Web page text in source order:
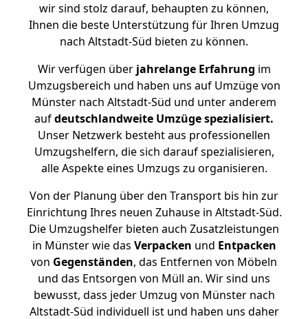
wir sind stolz darauf, behaupten zu können,
Ihnen die beste Unterstützung für Ihren Umzug
nach Altstadt-Süd bieten zu können.
Wir verfügen überjahrelange Erfahrung im
Umzugsbereich und haben uns auf Umzüge von
Münster nach Altstadt-Süd und unter anderem
aufdeutschlandweite Umzüge spezialisiert.
Unser Netzwerk besteht aus professionellen
Umzugshelfern, die sich darauf spezialisieren,
alle Aspekte eines Umzugs zu organisieren.
Von der Planung über den Transport bis hin zur
Einrichtung Ihres neuen Zuhause in Altstadt-Süd.
Die Umzugshelfer bieten auch Zusatzleistungen
in Münster wie das Verpacken und Entpacken
von Gegenständen, das Entfernen von Möbeln
und das Entsorgen von Müll an. Wir sind uns
bewusst, dass jeder Umzug von Münster nach
Altstadt-Süd individuell ist und haben uns daher